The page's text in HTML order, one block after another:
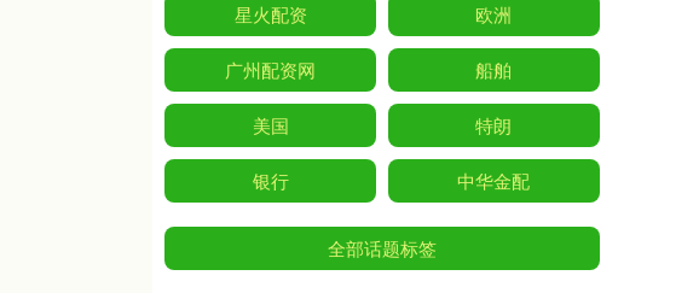
星火配资 欧洲
广州配资网 船舶
美国 特朗
银行 中华金配
全部话题标签